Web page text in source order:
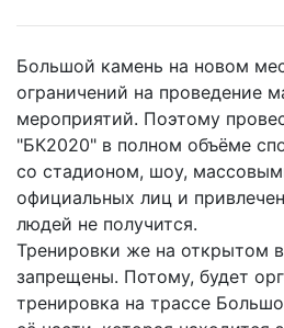
Большой камень на новом
ограничений на проведение
мероприятий. Поэтому
"БК2020" в полном объёме
со стадионом, шоу,
официальных лиц и
людей не получится.
Тренировки же на открытом
запрещены. Потому, будет
тренировка на трассе